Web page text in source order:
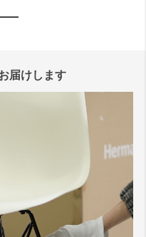
届けします